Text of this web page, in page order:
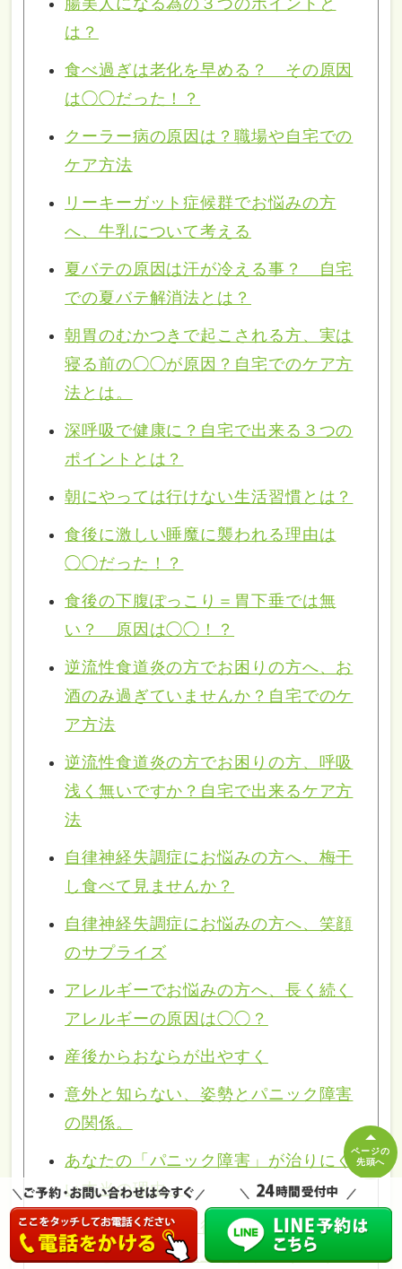
腸美人になる為の３つのポイントと
は？
食べ過ぎは老化を早める？ その原因
は◯◯だった！？
クーラー病の原因は？職場や自宅での
ケア方法
リーキーガット症候群でお悩みの方
へ、牛乳について考える
夏バテの原因は汗が冷える事？ 自宅
での夏バテ解消法とは？
朝胃のむかつきで起こされる方、実は
寝る前の◯◯が原因？自宅でのケア方
法とは。
深呼吸で健康に？自宅で出来る３つの
ポイントとは？
朝にやっては行けない生活習慣とは？
食後に激しい睡魔に襲われる理由は
◯◯だった！？
食後の下腹ぽっこり＝胃下垂では無
い？ 原因は◯◯！？
逆流性食道炎の方でお困りの方へ、お
酒のみ過ぎていませんか？自宅でのケ
ア方法
逆流性食道炎の方でお困りの方、呼吸
浅く無いですか？自宅で出来るケア方
法
自律神経失調症にお悩みの方へ、梅干
し食べて見ませんか？
自律神経失調症にお悩みの方へ、笑顔
のサプライズ
アレルギーでお悩みの方へ、長く続く
アレルギーの原因は◯◯？
産後からおならが出やすく
意外と知らない、姿勢とパニック障害
の関係。
あなたの「パニック障害」が治りにく
い本当の理由。
もう限界！遠くに行きたい！家出をし
たいと月に３回以上思われる頑張り屋
ページの
先頭へ